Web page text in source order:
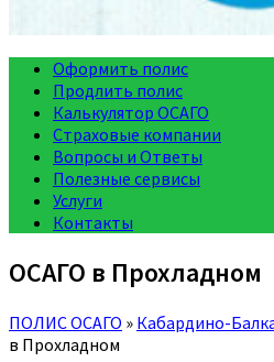
Оформить полис
Продлить полис
Калькулятор ОСАГО
Страховые компании
Вопросы и Ответы
Полезные сервисы
Услуги
Контакты
ОСАГО в Прохладном
ПОЛИС ОСАГО » Кабардино-
в Прохладном